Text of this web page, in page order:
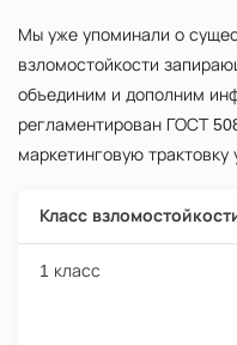
Мы уже упоминали о
взломостойкости
объединим и дополним
регламентирован ГОСТ
маркетинговую
Класс
1 класс